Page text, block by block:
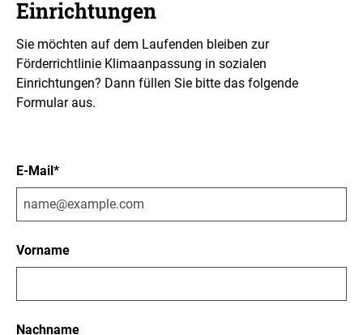
Einrichtungen
Sie möchten auf dem Laufenden bleiben zur
Förderrichtlinie Klimaanpassung in sozialen
Einrichtungen? Dann füllen Sie bitte das folgende
Formular aus.
E-Mail*
Vorname
Nachname